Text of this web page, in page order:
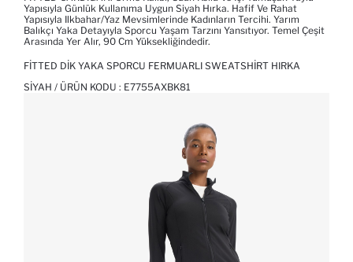
Yapısıyla Günlük Kullanıma Uygun Siyah Hırka. Hafif Ve Rahat
Yapısıyla Ilkbahar/yaz Mevsimlerinde Kadınların Tercihi. Yarım
Balıkçı Yaka Detayıyla Sporcu Yaşam Tarzını Yansıtıyor. Temel Çeşit
Arasında Yer Alır, 90 Cm Yüksekliğindedir.
FITTED DIK YAKA SPORCU FERMUARLI SWEATSHIRT HIRKA
SIYAH / ÜRÜN KODU : E7755AXBK81